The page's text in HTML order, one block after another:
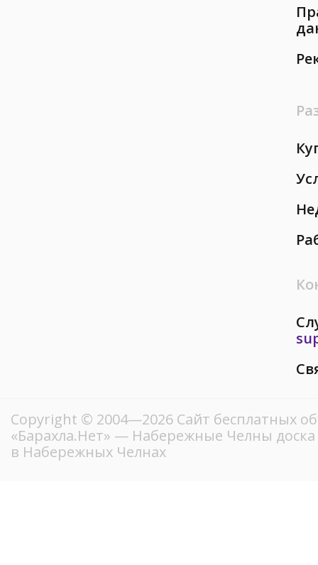
Copyright © 2004—2026 Сайт бесплатных
«Барахла.Нет» — Набережные Челны доска
в Набережных Челнах